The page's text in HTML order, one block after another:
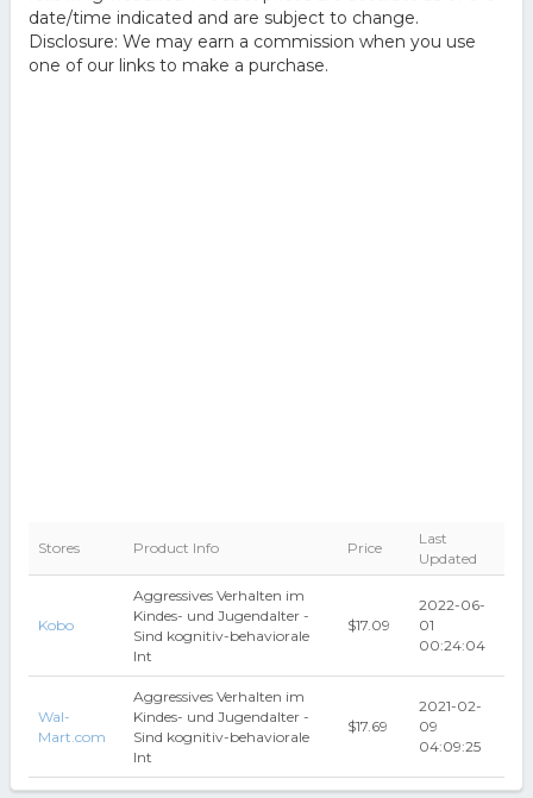
date/time indicated and are subject to change.
Disclosure: We may earn a commission when you use
one of our links to make a purchase.
Stores Product Info Price
Last
Updated
Kobo
Aggressives Verhalten im
Kindes- und Jugendalter -
Sind kognitiv-behaviorale
Int
$17.09
2022-06-
01
00:24:04
Wal-
Mart.com
Aggressives Verhalten im
Kindes- und Jugendalter -
Sind kognitiv-behaviorale
Int
$17.69
2021-02-
09
04:09:25